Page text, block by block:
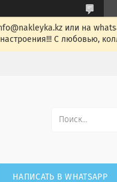
или на
С любовью,
НАПИСАТЬ В WHATSAPP